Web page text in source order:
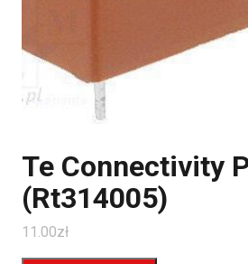
Te Connectivity
(Rt314005)
11.00zł